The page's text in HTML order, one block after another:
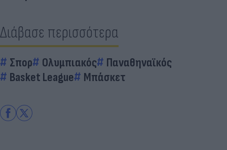
Διάβασε περισσότερα
Σπορ Ολυμπιακός
Παναθηναϊκός
Basket League
Μπάσκετ